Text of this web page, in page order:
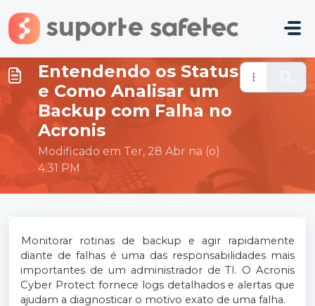
Ir para o conteúdo principal
Entendendo os Status
e Como Analisar um
Backup com Falha no
Acronis
Modificado em Ter, 28 Abr na (o)
4:31 PM
Monitorar rotinas de backup e agir rapidamente
diante de falhas é uma das responsabilidades mais
importantes de um administrador de TI. O Acronis
Cyber Protect fornece logs detalhados e alertas que
ajudam a diagnosticar o motivo exato de uma falha.